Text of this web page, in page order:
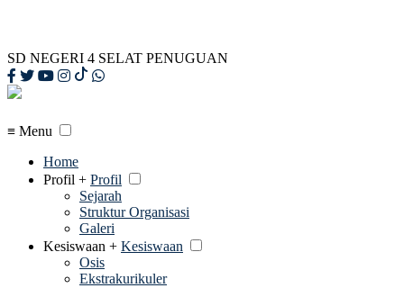
SD NEGERI 4 SELAT PENUGUAN
≡ Menu
Home
Profil + Profil
Sejarah
Struktur Organisasi
Galeri
Kesiswaan + Kesiswaan
Osis
Ekstrakurikuler